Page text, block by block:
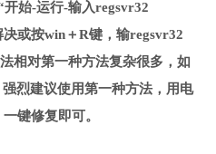
始-运行-输入regsvr32
或按win＋R键，输regsvr32
相对第一种方法复杂很多，如
烈建议使用第一种方法，用电
键修复即可。